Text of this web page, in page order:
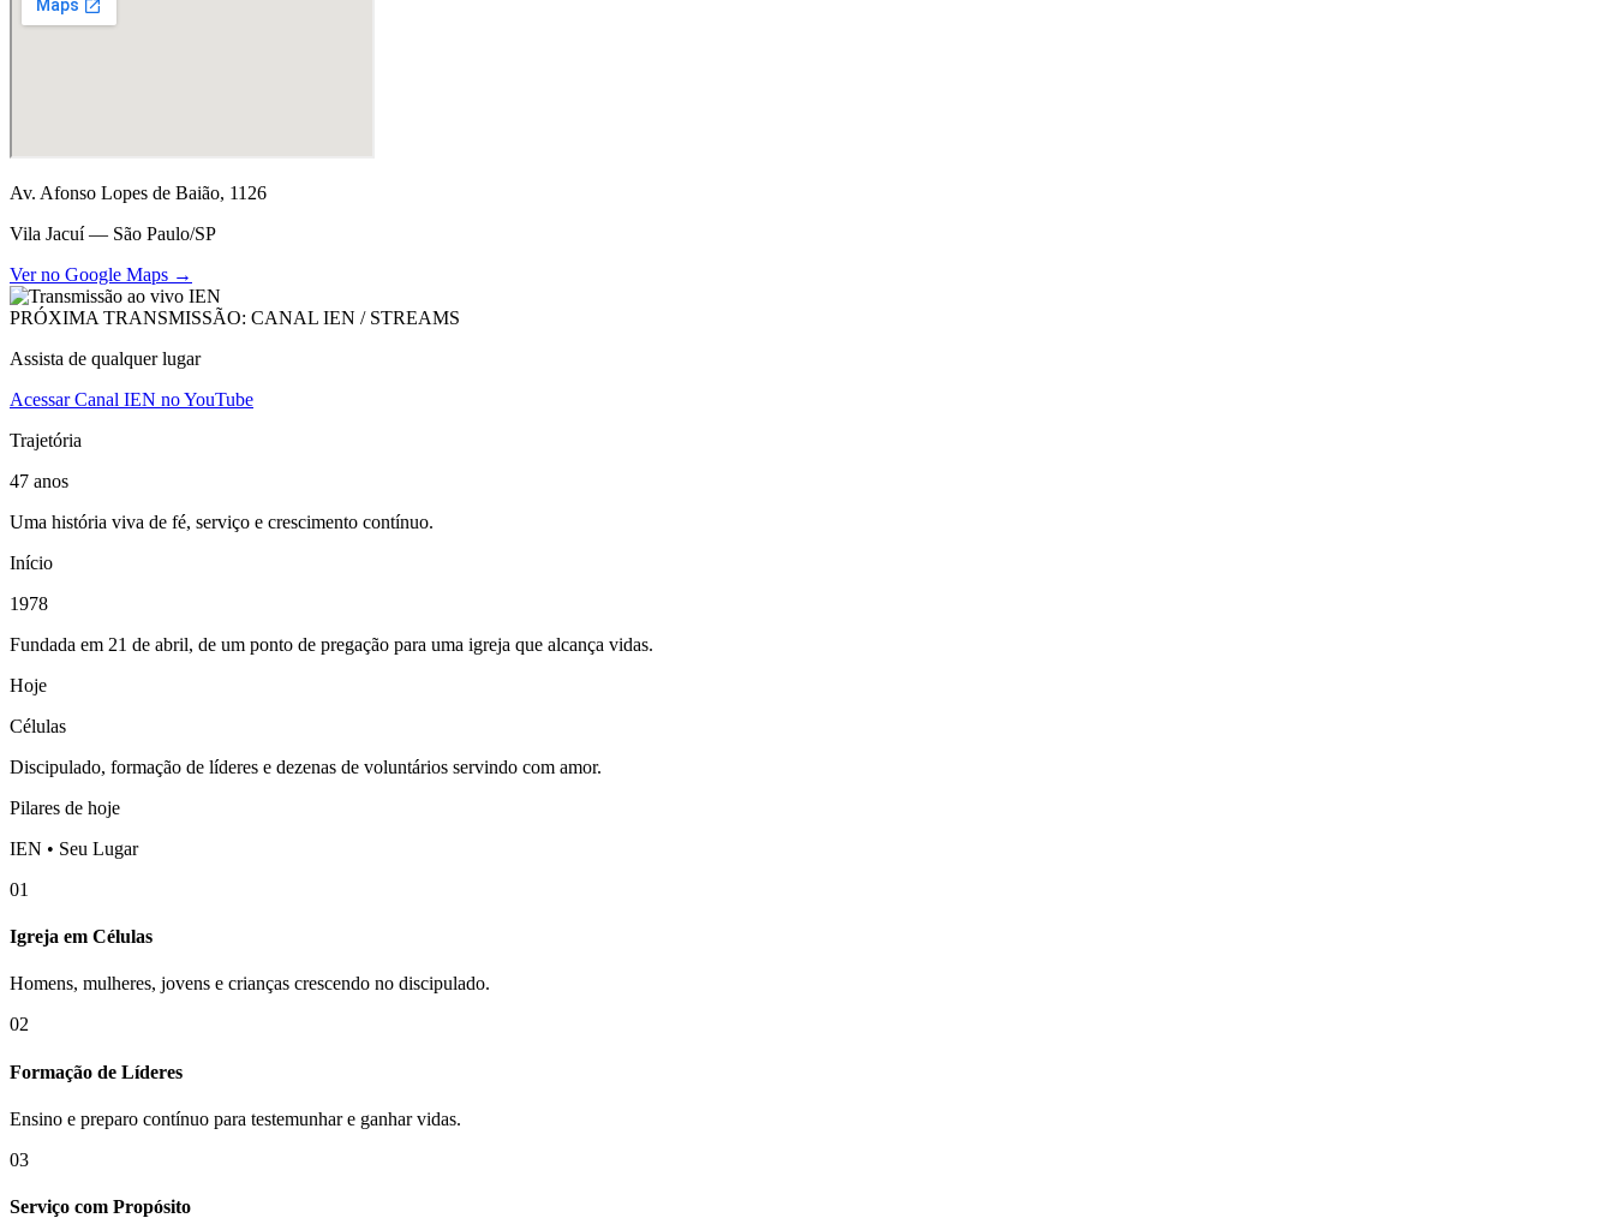
Av. Afonso Lopes de Baião, 1126
Vila Jacuí — São Paulo/SP
Ver no Google Maps →
PRÓXIMA TRANSMISSÃO: CANAL IEN / STREAMS
Assista de qualquer lugar
Acessar Canal IEN no YouTube
Trajetória
47 anos
Uma história viva de fé, serviço e crescimento contínuo.
Início
1978
Fundada em 21 de abril, de um ponto de pregação para uma igreja que alcança vidas.
Hoje
Células
Discipulado, formação de líderes e dezenas de voluntários servindo com amor.
Pilares de hoje
IEN • Seu Lugar
01
Igreja em Células
Homens, mulheres, jovens e crianças crescendo no discipulado.
02
Formação de Líderes
Ensino e preparo contínuo para testemunhar e ganhar vidas.
03
Serviço com Propósito